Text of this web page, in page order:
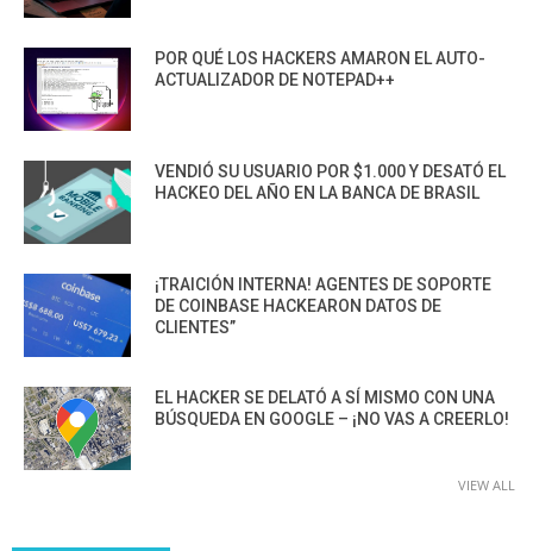
POR QUÉ LOS HACKERS AMARON EL AUTO-
ACTUALIZADOR DE NOTEPAD++
VENDIÓ SU USUARIO POR $1.000 Y DESATÓ EL
HACKEO DEL AÑO EN LA BANCA DE BRASIL
¡TRAICIÓN INTERNA! AGENTES DE SOPORTE
DE COINBASE HACKEARON DATOS DE
CLIENTES”
EL HACKER SE DELATÓ A SÍ MISMO CON UNA
BÚSQUEDA EN GOOGLE – ¡NO VAS A CREERLO!
VIEW ALL